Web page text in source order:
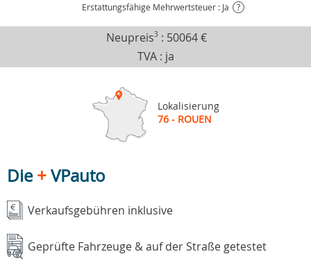
Erstattungsfähige Mehrwertsteuer : Ja ?
Neupreis3 : 50064 €
TVA : ja
Lokalisierung
76 - ROUEN
Die+VPauto
Verkaufsgebühren inklusive
Geprüfte Fahrzeuge & auf der Straße getestet